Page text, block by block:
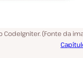
(Fonte da